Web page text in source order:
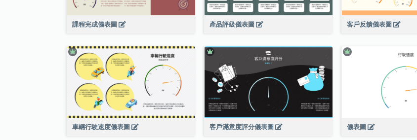
課程完成儀表圖 產品評級儀表圖 客戶反饋儀表圖
車輛行駛速度儀表圖 客戶滿意度評分儀表圖 儀表圖